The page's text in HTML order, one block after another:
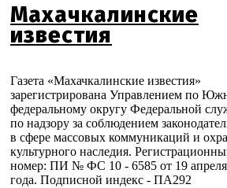
Махачкалинские
известия
Газета «Махачкалинские известия»
зарегистрирована Управлением по
федеральному округу Федеральной
по надзору за соблюдением
в сфере массовых коммуникаций и
культурного наследия.
номер: ПИ № ФС 10 - 6585 от 19
года. Подписной индекс - ПА292